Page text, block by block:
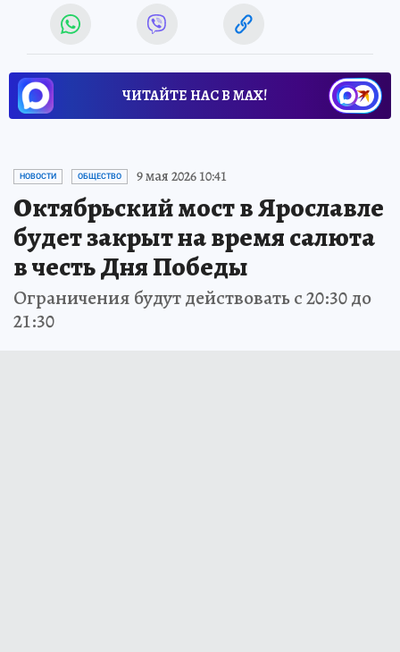
ЧИТАЙТЕ НАС В МАХ!
НОВОСТИ ОБЩЕСТВО 9 мая 2026 10:41
Октябрьский мост в Ярославле
будет закрыт на время салюта
в честь Дня Победы
Ограничения будут действовать с 20:30 до
21:30